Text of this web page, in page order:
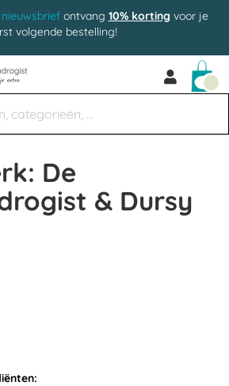
nieuwsbriefontvang 10% korting voor je
volgende bestelling!
De
& Dursy